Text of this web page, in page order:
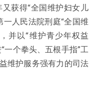
获得“全国维护妇女儿
人民法院刑庭“全国维
并以“维护青少年权益
一个拳头、五根手指”工
维护服务强有力的司法